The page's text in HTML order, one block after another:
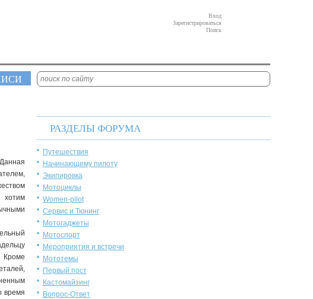
Вход
Зарегистрироваться
Поиск
РАЗДЕЛЫ ФОРУМА
Путешествия
Начинающему пилоту
Экипировка
Мотоциклы
Women-pilot
Сервис и Тюнинг
Мотогаджеты
Мотоспорт
Мероприятия и встречи
Мототемы
Первый пост
Кастомайзинг
Вопрос-Ответ
хотим
время